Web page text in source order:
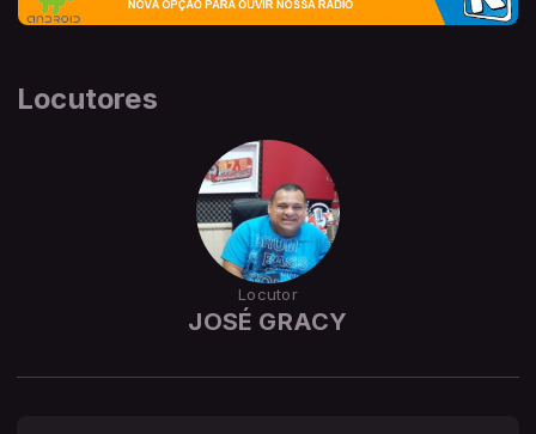
Locutores
Locutor
JOSÉ GRACY